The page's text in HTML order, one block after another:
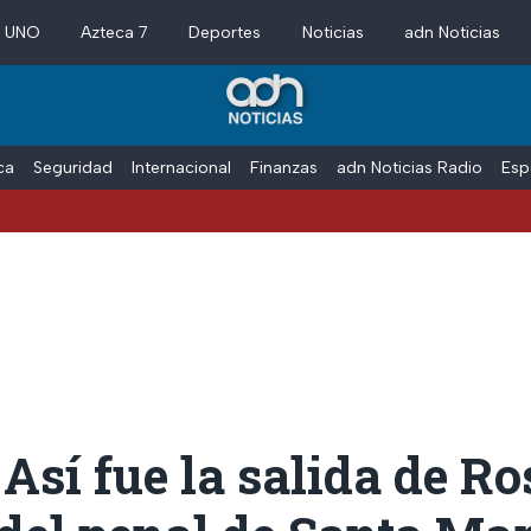
Azteca 7 Deportes Noticias adn Noticias
Seguridad Internacional Finanzas adn Noticias Radio
Así fue la salida de